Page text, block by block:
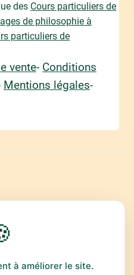
des Cours particuliers de
de philosophie à
particuliers de
vente- Conditions
Mentions légales-
à améliorer le site.